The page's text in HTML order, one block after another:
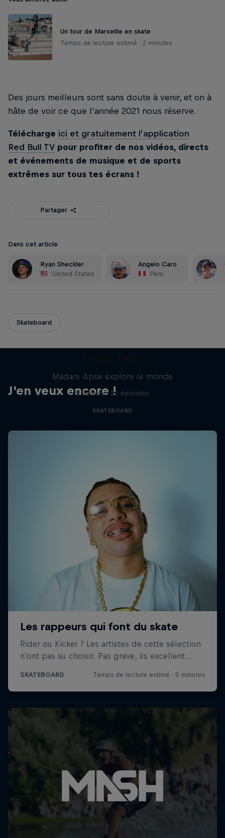
Un tour de Marseille en skate
Temps de lecture estimé : 2 minutes
Des jours meilleurs sont sans doute à venir, et on à
hâte de voir ce que l'année 2021 nous réserve.
Télécharge ici et gratuitement l’application
Red Bull TV pour profiter de nos vidéos, directs
et événements de musique et de sports
extrêmes sur tous tes écrans !
Partager
Dans cet article
Ryan Sheckler
United States
Angelo Caro
Peru
Skateboard
J'en veux encore !
Madars Apse explore le monde
5 Saisons · 20 épisodes
SKATEBOARD